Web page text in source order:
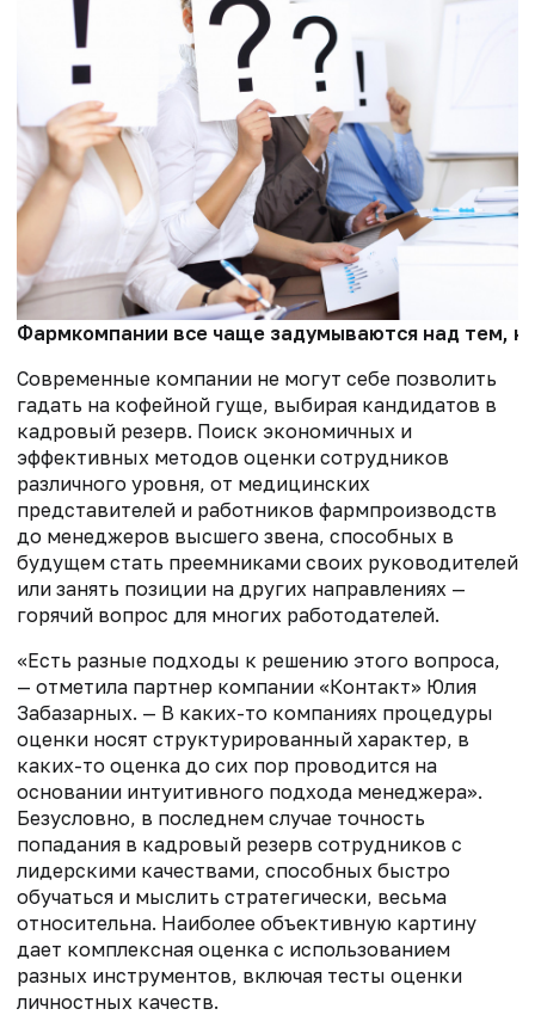
Фармкомпании все чаще задумываются над тем,
Современные компании не могут себе позволить
гадать на кофейной гуще, выбирая кандидатов в
кадровый резерв. Поиск экономичных и
эффективных методов оценки сотрудников
различного уровня, от медицинских
представителей и работников фармпроизводств
до менеджеров высшего звена, способных в
будущем стать преемниками своих руководителей
или занять позиции на других направлениях —
горячий вопрос для многих работодателей.
«Есть разные подходы к решению этого вопроса,
— отметила партнер компании «Контакт» Юлия
Забазарных. — В каких-то компаниях процедуры
оценки носят структурированный характер, в
каких-то оценка до сих пор проводится на
основании интуитивного подхода менеджера».
Безусловно, в последнем случае точность
попадания в кадровый резерв сотрудников с
лидерскими качествами, способных быстро
обучаться и мыслить стратегически, весьма
относительна. Наиболее объективную картину
дает комплексная оценка с использованием
разных инструментов, включая тесты оценки
личностных качеств.